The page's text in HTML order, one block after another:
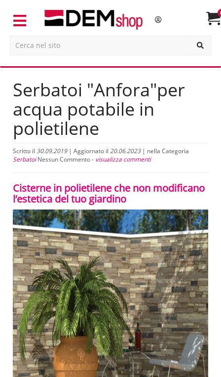
Serbatoi "Anfora"per
acqua potabile in
polietilene
Scritto il 30.09.2019| Aggiornato il 20.06.2023| nella Categoria
Serbatoi Nessun Commento - visualizza commenti
Cisterne in polietilene che non modificano
l’estetica del tuo giardino